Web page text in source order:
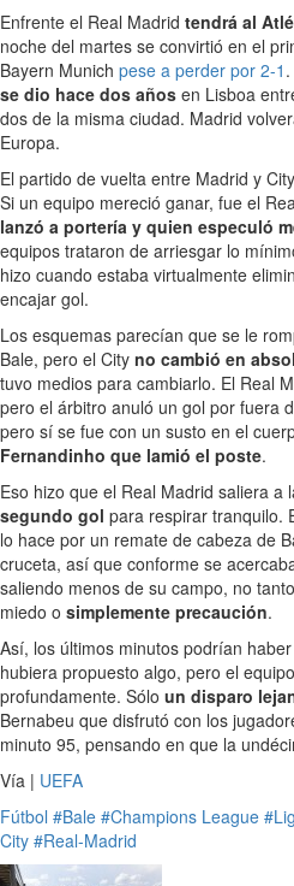
Enfrente el Real Madrid tendrá al
noche del martes se convirtió en el
Bayern Munich pese a perder por 2-1
se dio hace dos años en Lisboa
dos de la misma ciudad. Madrid
Europa.
El partido de vuelta entre Madrid y
Si un equipo mereció ganar, fue el
lanzó a portería y quien especuló
equipos trataron de arriesgar lo
hizo cuando estaba virtualmente
encajar gol.
Los esquemas parecían que se le
Bale, pero el City no cambió en
tuvo medios para cambiarlo. El Real
pero el árbitro anuló un gol por fuera
pero sí se fue con un susto en el
Fernandinho que lamió el poste.
Eso hizo que el Real Madrid saliera a
segundo gol para respirar tranquilo.
lo hace por un remate de cabeza de
cruceta, así que conforme se
saliendo menos de su campo, no
miedo o simplemente precaución.
Así, los últimos minutos podrían
hubiera propuesto algo, pero el
profundamente. Sólo un disparo
Bernabeu que disfrutó con los
minuto 95, pensando en que la
Vía | UEFA
Fútbol #Bale #Champions League
City #Real-Madrid